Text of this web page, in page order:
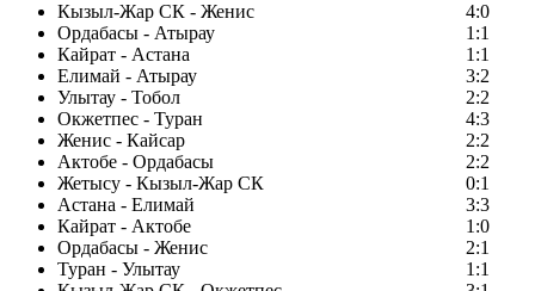
Кызыл-Жар СК - Женис
4:0
Ордабасы - Атырау
1:1
Кайрат - Астана
1:1
Елимай - Атырау
3:2
Улытау - Тобол
2:2
Окжетпес - Туран
4:3
Женис - Кайсар
2:2
Актобе - Ордабасы
2:2
Жетысу - Кызыл-Жар СК
0:1
Астана - Елимай
3:3
Кайрат - Актобе
1:0
Ордабасы - Женис
2:1
Туран - Улытау
1:1